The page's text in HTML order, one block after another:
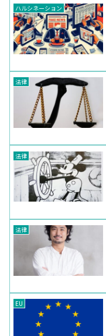
ハルシネーション
法律
法律
法律
EU